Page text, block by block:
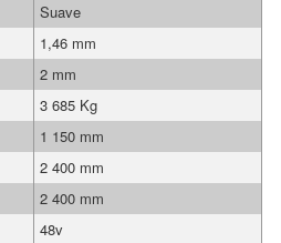
Suave
1,46 mm
2 mm
3 685 Kg
1 150 mm
2 400 mm
2 400 mm
48v